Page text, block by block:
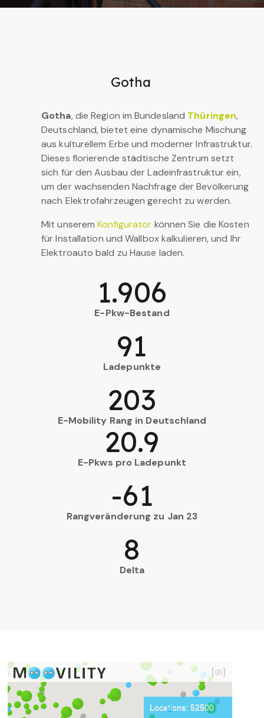
Gotha
Gotha, die Region im Bundesland Thüringen,
Deutschland, bietet eine dynamische Mischung
aus kulturellem Erbe und moderner Infrastruktur.
Dieses florierende städtische Zentrum setzt
sich für den Ausbau der Ladeinfrastruktur ein,
um der wachsenden Nachfrage der Bevölkerung
nach Elektrofahrzeugen gerecht zu werden.
Mit unseremKonfigurator können Sie die Kosten
für Installation und Wallbox kalkulieren, und Ihr
Elektroauto bald zu Hause laden.
E-Pkw-Bestand
1.906
Ladepunkte
91
E-Mobility Rang in Deutschland
203
E-Pkws pro Ladepunkt
20.9
Rangveränderung zu Jan 23
-61
Delta
8